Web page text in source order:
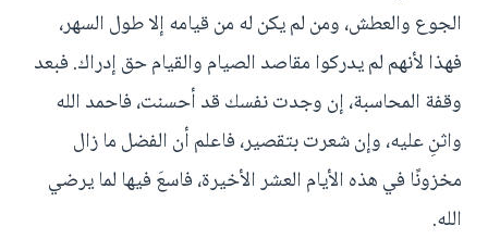
الجوع والعطش، ومن لم يكن له من قيامه إلا طول السهر،
فهذا لأنهم لم يدركوا مقاصد الصيام والقيام حق إدراك. فبعد
وقفة المحاسبة، إن وجدت نفسك قد أحسنت، فاحمد الله
واثنِ عليه، وإن شعرت بتقصير، فاعلم أن الفضل ما زال
مخزونًا في هذه الأيام العشر الأخيرة، فاسعَ فيها لما يرضي
الله.